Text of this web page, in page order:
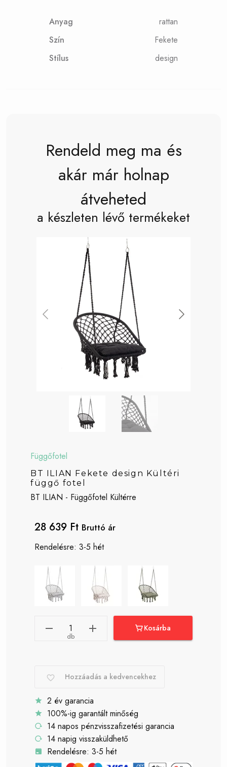
Anyag
rattan
Szín
Fekete
Stílus
design
Rendeld meg ma és
akár már holnap
átveheted
a készleten lévő termékeket
Függőfotel
BT ILIAN Fekete design Kültéri
függő fotel
BT ILIAN - Függőfotel Kültérre
28 639 Ft Bruttó ár
Rendelésre: 3-5 hét
db
Kosárba
Hozzáadás a kedvencekhez
2 év garancia
100%-ig garantált minőség
14 napos pénzvisszafizetési garancia
14 napig visszaküldhető
Rendelésre: 3-5 hét